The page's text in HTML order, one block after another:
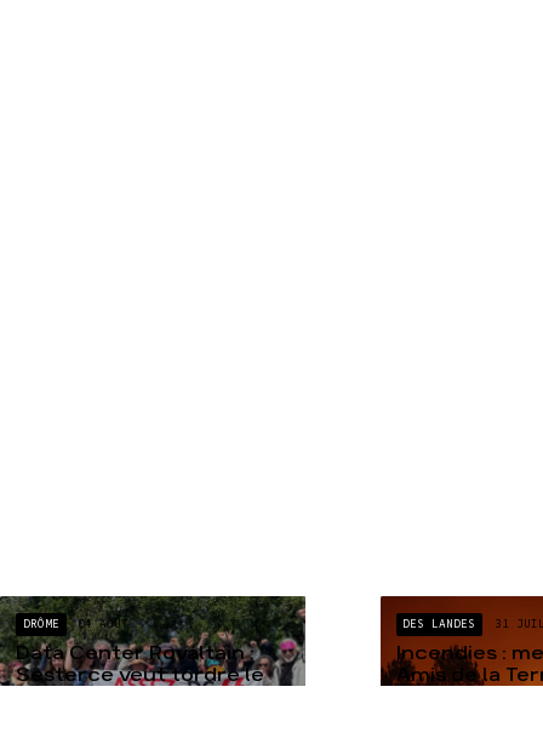
DRÔME 04 AOÛT
Data Center Rovaltain :
Sesterce veut tordre le
DES LANDES 31
Incendies :
Amis de la